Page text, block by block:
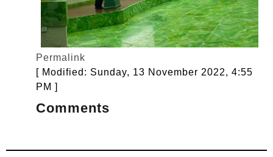
Permalink
[ Modified: Sunday, 13 November 2022, 4:55
PM ]
Comments